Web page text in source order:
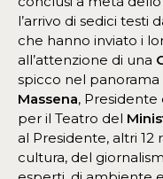
l’arrivo di sedici testi
che hanno inviato i
all’attenzione di una
spicco nel
Massena, Presidente
per il Teatro del
al Presidente, altri
cultura, del